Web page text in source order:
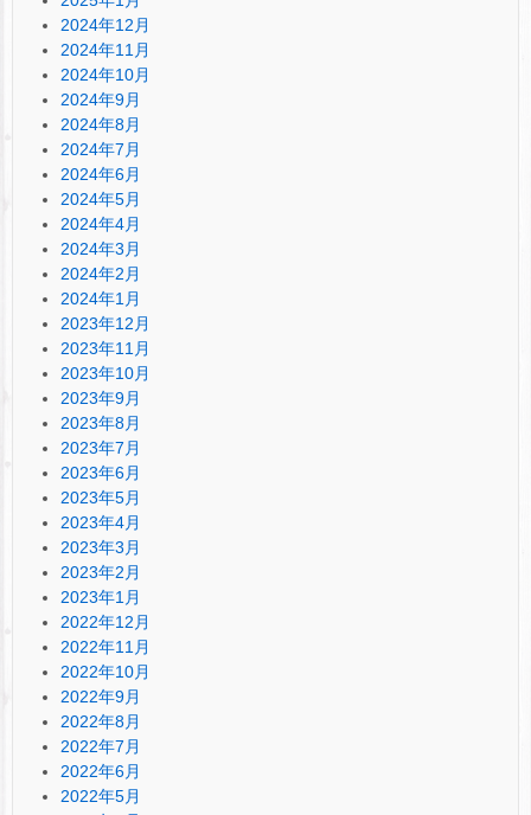
2024年12月
2024年11月
2024年10月
2024年9月
2024年8月
2024年7月
2024年6月
2024年5月
2024年4月
2024年3月
2024年2月
2024年1月
2023年12月
2023年11月
2023年10月
2023年9月
2023年8月
2023年7月
2023年6月
2023年5月
2023年4月
2023年3月
2023年2月
2023年1月
2022年12月
2022年11月
2022年10月
2022年9月
2022年8月
2022年7月
2022年6月
2022年5月